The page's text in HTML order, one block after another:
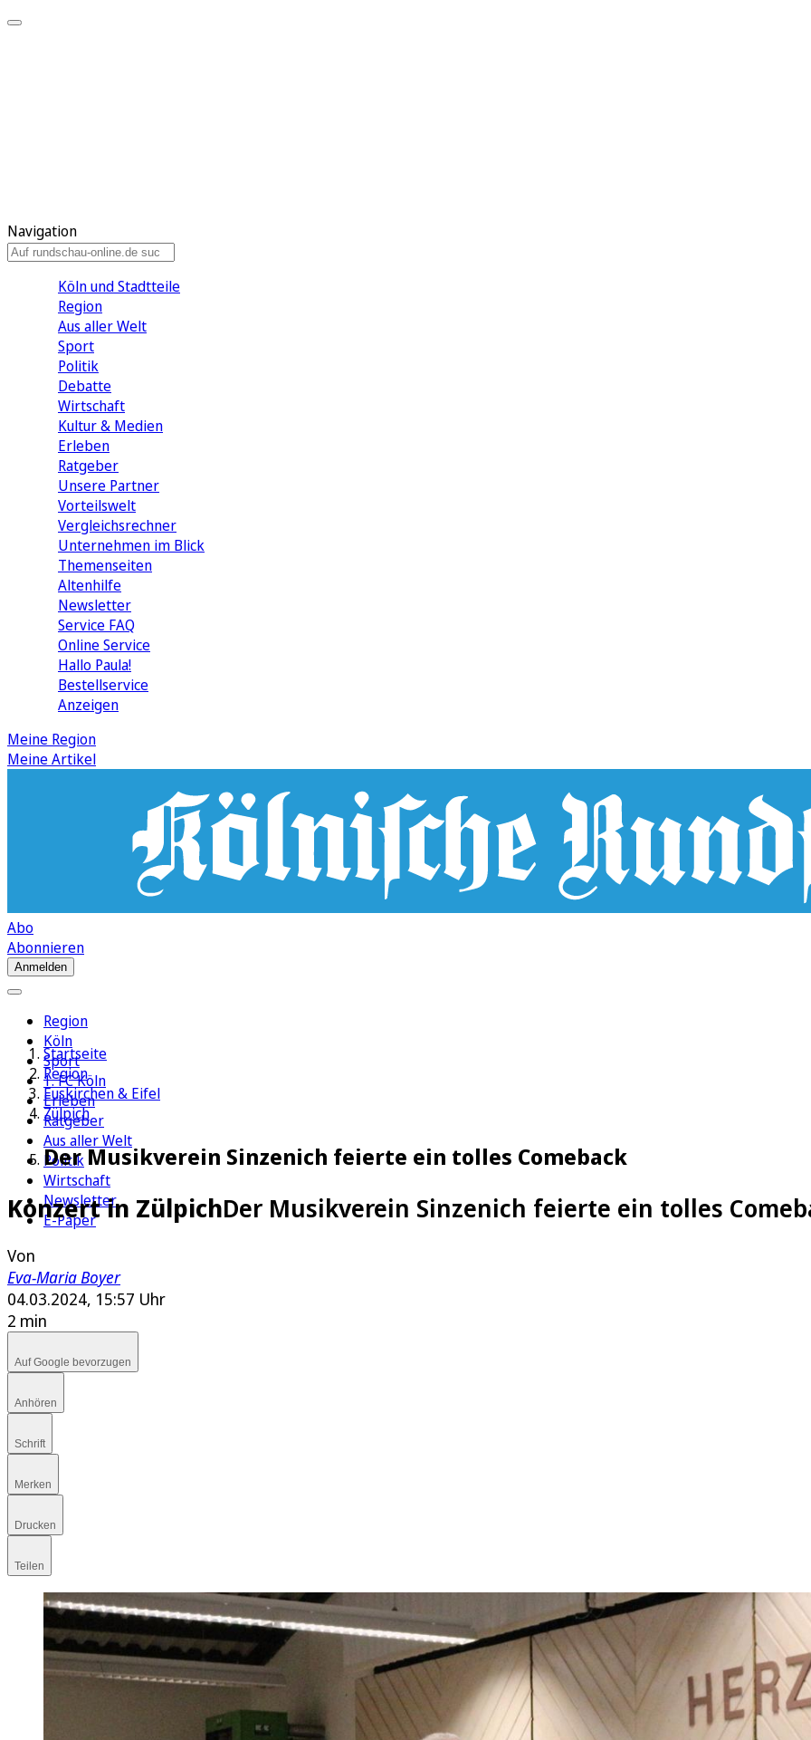
Navigation
Köln und Stadtteile
Region
Aus aller Welt
Sport
Politik
Debatte
Wirtschaft
Kultur & Medien
Erleben
Ratgeber
Unsere Partner
Vorteilswelt
Vergleichsrechner
Unternehmen im Blick
Themenseiten
Altenhilfe
Newsletter
Service FAQ
Online Service
Hallo Paula!
Bestellservice
Anzeigen
Meine Region
Meine Artikel
Abo
Abonnieren
Anmelden
Region
Köln
Sport
1. FC Köln
Erleben
Ratgeber
Aus aller Welt
Politik
Wirtschaft
Newsletter
E-Paper
Startseite
Region
Euskirchen & Eifel
Zülpich
Der Musikverein Sinzenich feierte ein tolles Comeback
Konzert in ZülpichDer Musikverein Sinzenich feierte ein tolles
Von
Eva-Maria Boyer
04.03.2024, 15:57 Uhr
2 min
Auf Google bevorzugen
Anhören
Schrift
Merken
Drucken
Teilen